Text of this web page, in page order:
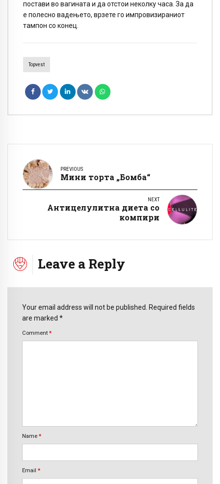
постави во вагината и да отстои неколку часа. За да
е полесно вадењето, врзете го импровизираниот
тампон со конец.
Topvest
PREVIOUS
Мини торта „Бомба“
NEXT
Антицелулитна диета со
компири
Leave a Reply
Your email address will not be published. Required fields
are marked *
Comment *
Name *
Email *